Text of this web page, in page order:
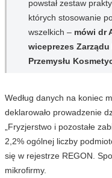
powstał zestaw
których stosowanie
wszelkich – mówi dr
wiceprezes
Przemysłu
Według danych na koniec
deklarowało prowadzenie
„Fryzjerstwo i pozostałe
2,2% ogólnej liczby
się w rejestrze REGON.
mikrofirmy.